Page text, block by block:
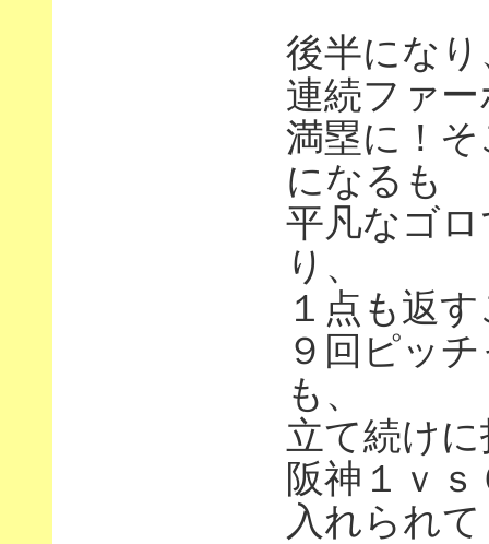
後半にな
連続ファ
満塁に！
になるも
平凡なゴ
り、
１点も返
９回ピッ
も、
立て続け
阪神１ｖ
入れられ